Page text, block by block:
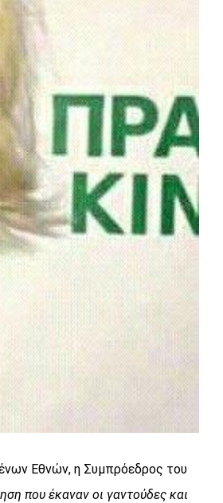
Εθνών, η Συμπρόεδρος του
που έκαναν οι γαντούδες και